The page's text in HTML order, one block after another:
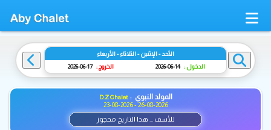
الأحد - الإثنين - الثلاثاء - الأربعاء
الدخول : 14-06-2026 الخروج : 17-06-2026
المولد النبوي :D.Z Chalet
23-08-2026 - 26-08-2026
للأسف ... هذا التاريخ محجوز